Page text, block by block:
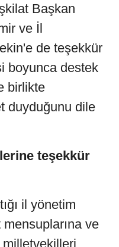
Başkan
ve İl
de teşekkür
boyunca destek
birlikte
duyduğunu dile
teşekkür
il yönetim
ve